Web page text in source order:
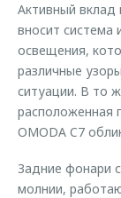
Активный вклад
вносит система
освещения,
различные
ситуации. В то
расположенная
OMODA C7
Задние фонари
молнии,